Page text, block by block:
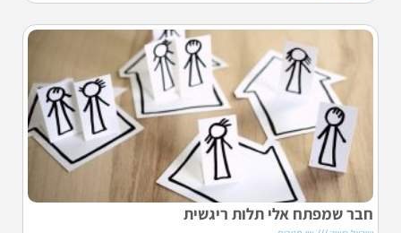
חבר שמפתח אלי תלות ריגשית